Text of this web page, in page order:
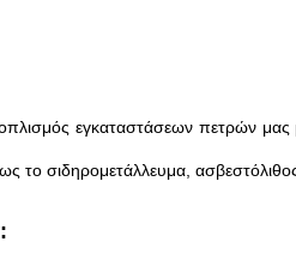
εγκαταστάσεων πετρών μας
το σιδηρομετάλλευμα,